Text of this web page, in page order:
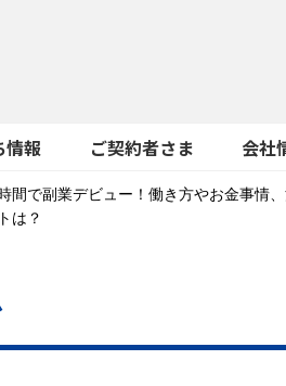
情報 ご契約者さま 会社
間で副業デビュー！働き方やお金事情
は？